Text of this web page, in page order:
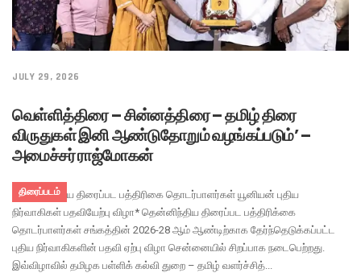
திரைப்படம்
JULY 29, 2026
வெள்ளித்திரை – சின்னத்திரை – தமிழ் திரை
விருதுகள் இனி ஆண்டுதோறும் வழங்கப்படும்’ –
அமைச்சர் ராஜ்மோகன்
*தென்னிந்திய திரைப்பட பத்திரிகை தொடர்பாளர்கள் யூனியன் புதிய
நிர்வாகிகள் பதவியேற்பு விழா* தென்னிந்திய திரைப்பட பத்திரிக்கை
தொடர்பாளர்கள் சங்கத்தின் 2026-28 ஆம் ஆண்டிற்காக தேர்ந்தெடுக்கப்பட்ட
புதிய நிர்வாகிகளின் பதவி ஏற்பு விழா சென்னையில் சிறப்பாக நடைபெற்றது.
இவ்விழாவில் தமிழக பள்ளிக் கல்வி துறை – தமிழ் வளர்ச்சித்...